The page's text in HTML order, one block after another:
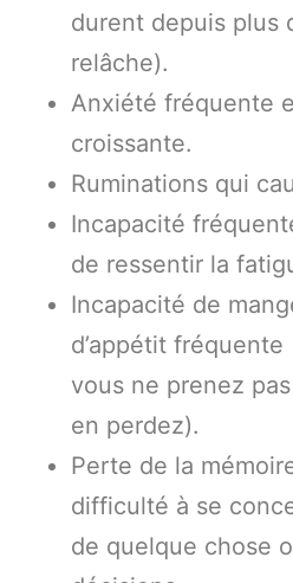
durent depuis plus
relâche).
Anxiété fréquente
croissante.
Ruminations qui
Incapacité
de ressentir la
Incapacité de
d’appétit
vous ne prenez
en perdez).
Perte de la
difficulté à se
de quelque chose